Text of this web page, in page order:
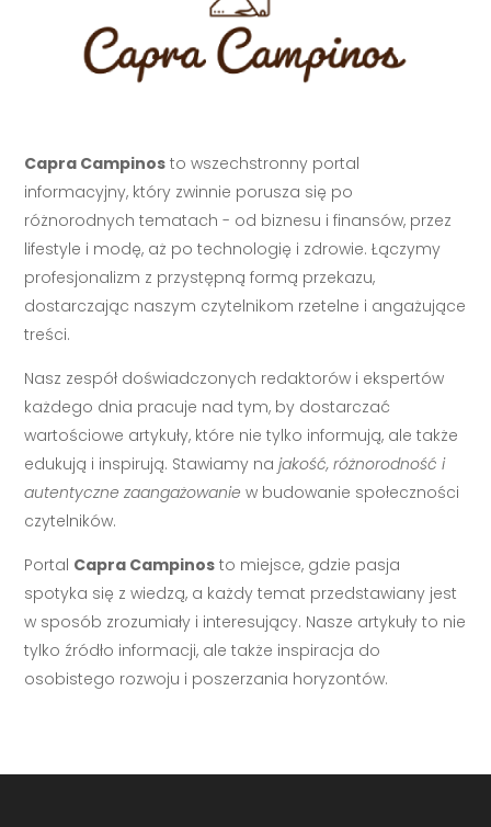
Capra Campinos to wszechstronny portal
informacyjny, który zwinnie porusza się po
różnorodnych tematach - od biznesu i finansów, przez
lifestyle i modę, aż po technologię i zdrowie. Łączymy
profesjonalizm z przystępną formą przekazu,
dostarczając naszym czytelnikom rzetelne i angażujące
treści.
Nasz zespół doświadczonych redaktorów i ekspertów
każdego dnia pracuje nad tym, by dostarczać
wartościowe artykuły, które nie tylko informują, ale także
edukują i inspirują. Stawiamy najakość, różnorodność i
autentyczne zaangażowanie w budowanie społeczności
czytelników.
Portal Capra Campinos to miejsce, gdzie pasja
spotyka się z wiedzą, a każdy temat przedstawiany jest
w sposób zrozumiały i interesujący. Nasze artykuły to nie
tylko źródło informacji, ale także inspiracja do
osobistego rozwoju i poszerzania horyzontów.